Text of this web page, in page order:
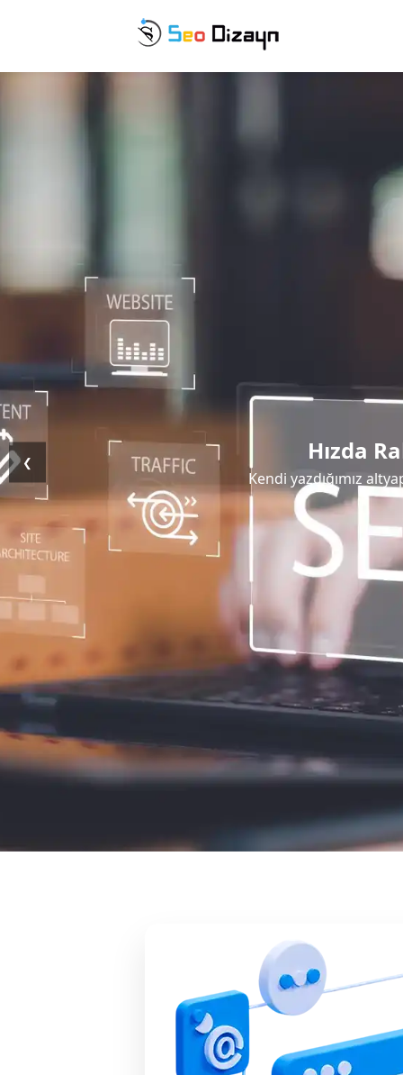
Hızda
Kendi yazdığımız
❮